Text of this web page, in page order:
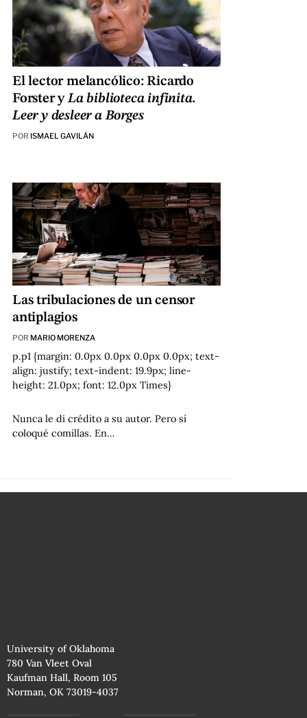
El lector melancólico: Ricardo
Forster yLa biblioteca infinita.
Leer y desleer a Borges
POR ISMAEL GAVILÁN
Las tribulaciones de un censor
antiplagios
POR MARIO MORENZA
p.p1 {margin: 0.0px 0.0px 0.0px 0.0px; text-
align: justify; text-indent: 19.9px; line-
height: 21.0px; font: 12.0px Times}
Nunca le di crédito a su autor. Pero sí
coloqué comillas. En…
University of Oklahoma
780 Van Vleet Oval
Kaufman Hall, Room 105
Norman, OK 73019-4037